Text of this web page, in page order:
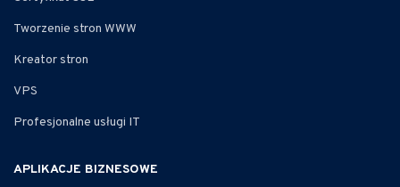
Tworzenie stron WWW
Kreator stron
VPS
Profesjonalne usługi IT
APLIKACJE BIZNESOWE